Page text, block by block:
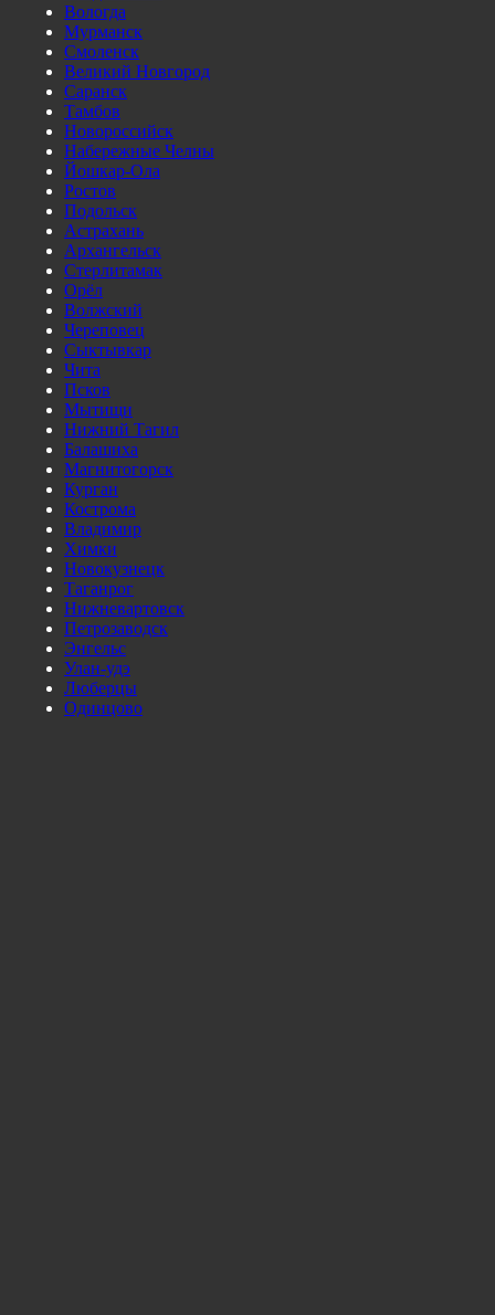
Вологда
Мурманск
Смоленск
Великий Новгород
Саранск
Тамбов
Новороссийск
Набережные Челны
Йошкар-Ола
Ростов
Подольск
Астрахань
Архангельск
Стерлитамак
Орёл
Волжский
Череповец
Сыктывкар
Чита
Псков
Мытищи
Нижний Тагил
Балашиха
Магнитогорск
Курган
Кострома
Владимир
Химки
Новокузнецк
Таганрог
Нижневартовск
Петрозаводск
Энгельс
Улан-удэ
Люберцы
Одинцово